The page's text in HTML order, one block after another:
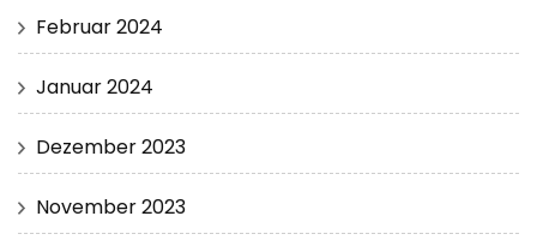
Februar 2024
Januar 2024
Dezember 2023
November 2023